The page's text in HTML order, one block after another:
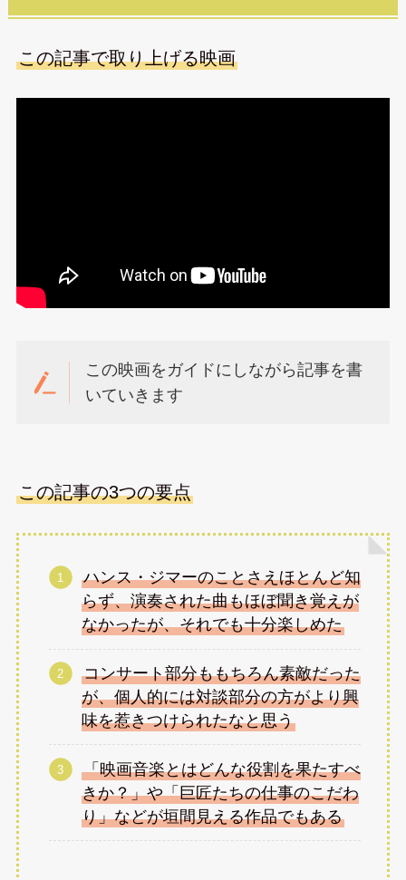
この記事で取り上げる映画
この映画をガイドにしながら記事を書
いていきます
この記事の3つの要点
ハンス・ジマーのことさえほとんど知
らず、演奏された曲もほぼ聞き覚えが
なかったが、それでも十分楽しめた
コンサート部分ももちろん素敵だった
が、個人的には対談部分の方がより興
味を惹きつけられたなと思う
「映画音楽とはどんな役割を果たすべ
きか？」や「巨匠たちの仕事のこだわ
り」などが垣間見える作品でもある